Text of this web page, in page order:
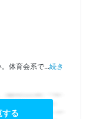
体育会系で...続き
る